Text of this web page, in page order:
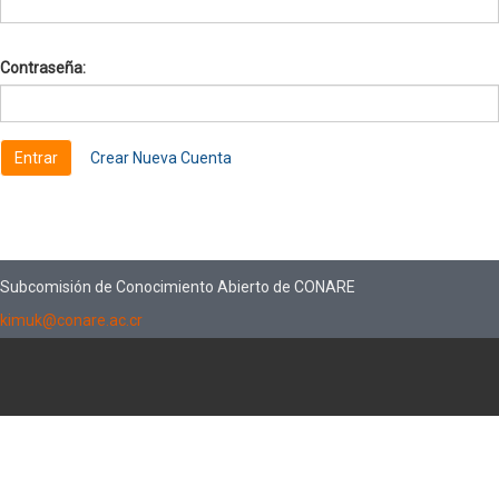
Contraseña:
Crear Nueva Cuenta
Subcomisión de Conocimiento Abierto de CONARE
kimuk@conare.ac.cr